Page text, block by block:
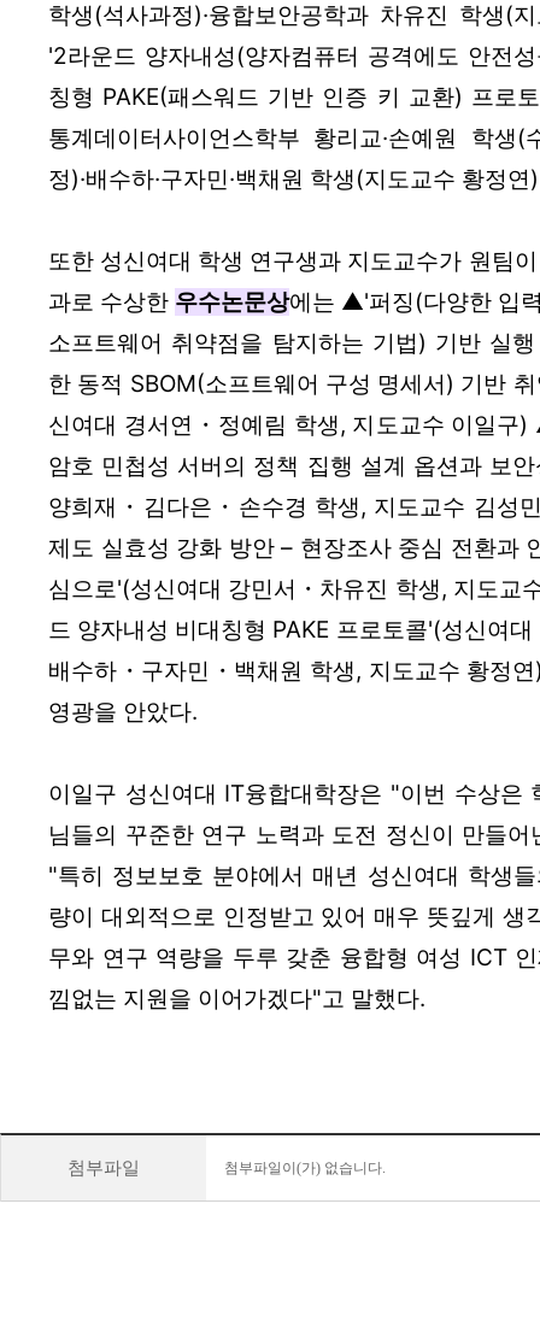
학생(석사과정)·융합보안공학과 차유진 학생(
'2라운드 양자내성(양자컴퓨터 공격에도 안전
칭형 PAKE(패스워드 기반 인증 키 교환) 프로
통계데이터사이언스학부 황리교·손예원 학생(
정)·배수하·구자민·백채원 학생(지도교수 황정
또한 성신여대 학생 연구생과 지도교수가 원팀
과로 수상한 우수논문상에는 ▲'퍼징(다양한 입
소프트웨어 취약점을 탐지하는 기법) 기반 실
한 동적 SBOM(소프트웨어 구성 명세서) 기반
신여대 경서연・정예림 학생, 지도교수 이일
암호 민첩성 서버의 정책 집행 설계 옵션과 보
양희재・김다은・손수경 학생, 지도교수 김성
제도 실효성 강화 방안 – 현장조사 중심 전환과
심으로'(성신여대 강민서・차유진 학생, 지도교
드 양자내성 비대칭형 PAKE 프로토콜'(성신여
배수하・구자민・백채원 학생, 지도교수 황정
영광을 안았다.
이일구 성신여대 IT융합대학장은 "이번 수상은
님들의 꾸준한 연구 노력과 도전 정신이 만들
"특히 정보보호 분야에서 매년 성신여대 학생
량이 대외적으로 인정받고 있어 매우 뜻깊게 생
무와 연구 역량을 두루 갖춘 융합형 여성 ICT
낌없는 지원을 이어가겠다"고 말했다.
첨부파일 첨부파일이(가) 없습니다.